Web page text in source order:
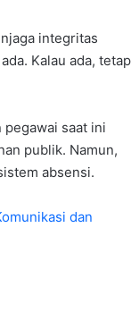
integritas
Kalau ada, tetap
saat ini
publik. Namun,
absensi.
dan